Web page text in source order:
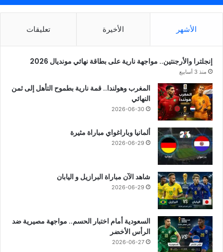
الأشهر الأخيرة تعليقات
إنجلترا والأرجنتين.. مواجهة نارية على بطاقة نهائي مونديال 2026
منذ 3 أسابيع
المغرب وهولندا.. قمة نارية بطموح التأهل إلى ثمن
النهائي
2026-06-30
ألمانيا وباراغواي مباراة مثيرة
2026-06-29
شاهد الآن مباراة البرازيل و اليابان
2026-06-29
السعودية أمام اختبار الحسم.. مواجهة مصيرية ضد
الرأس الأخضر
2026-06-27